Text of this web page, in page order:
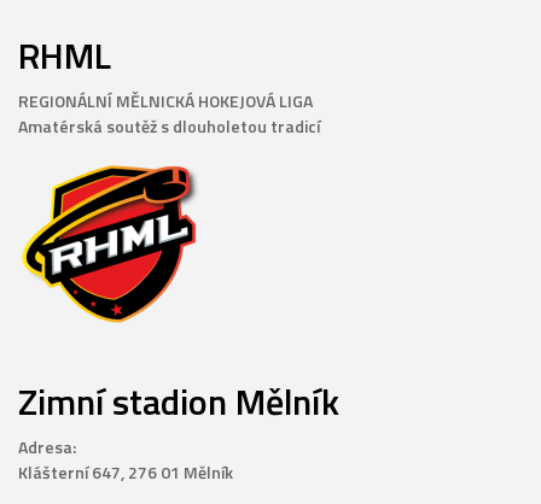
RHML
REGIONÁLNÍ MĚLNICKÁ HOKEJOVÁ LIGA
Amatérská soutěž s dlouholetou tradicí
Zimní stadion Mělník
Adresa:
Klášterní 647, 276 01 Mělník